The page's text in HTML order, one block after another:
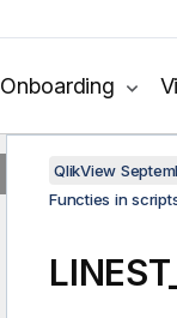
Onboarding
QlikView
Functies in